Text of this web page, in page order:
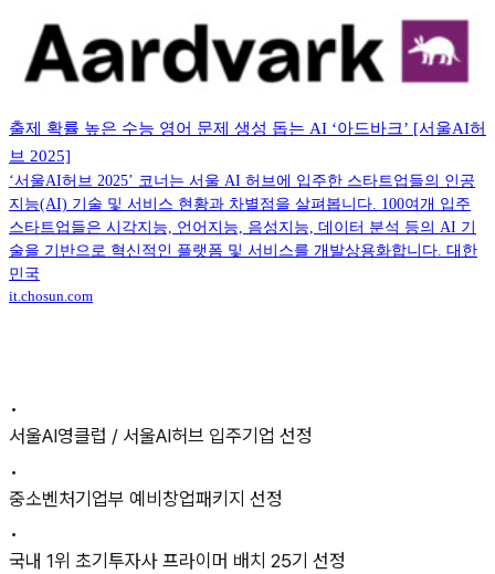
출제 확률 높은 수능 영어 문제 생성 돕는 AI ‘아드바크’ [서울AI허
브 2025]
‘서울AI허브 2025’ 코너는 서울 AI 허브에 입주한 스타트업들의 인공
지능(AI) 기술 및 서비스 현황과 차별점을 살펴봅니다. 100여개 입주
스타트업들은 시각지능, 언어지능, 음성지능, 데이터 분석 등의 AI 기
술을 기반으로 혁신적인 플랫폼 및 서비스를 개발상용화합니다. 대한
민국
it.chosun.com
•
서울AI영클럽 / 서울AI허브 입주기업 선정
•
중소벤처기업부 예비창업패키지 선정
•
국내 1위 초기투자사 프라이머 배치 25기 선정